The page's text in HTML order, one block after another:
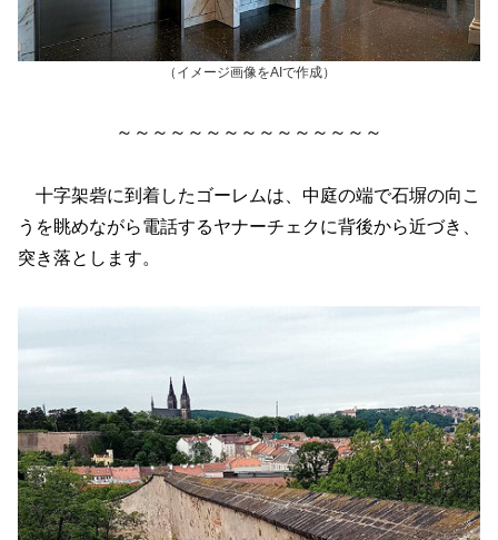
（イメージ画像をAIで作成）
～～～～～～～～～～～～～～～
十字架砦に到着したゴーレムは、中庭の端で石塀の向こ
うを眺めながら電話するヤナーチェクに背後から近づき、
突き落とします。